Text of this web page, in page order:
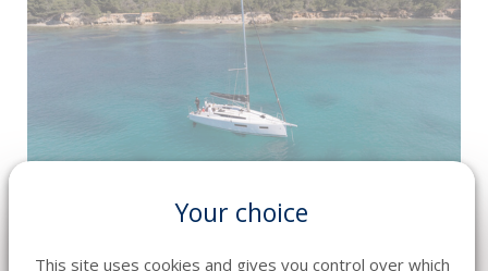
DETAILS
SUN ODYSSEY 350
Your choice
This site uses cookies and gives you control over which